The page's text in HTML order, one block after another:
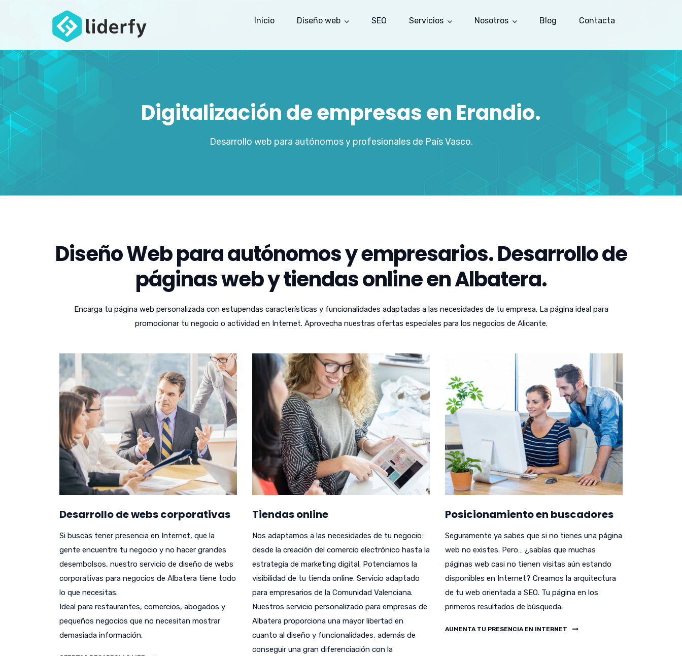
Inicio Diseño web SEO Servicios Nosotros Blog Contacta
Digitalización de empresas en Erandio.
Desarrollo web para autónomos y profesionales de País Vasco.
Diseño Web para autónomos y empresarios. Desarrollo de
páginas web y tiendas online en Albatera.
Encarga tu página web personalizada con estupendas características y funcionalidades adaptadas a las necesidades de tu empresa. La página ideal para
promocionar tu negocio o actividad en Internet. Aprovecha nuestras ofertas especiales para los negocios de Alicante.
Desarrollo de webs corporativas
Si buscas tener presencia en Internet, que la
gente encuentre tu negocio y no hacer grandes
desembolsos, nuestro servicio de diseño de webs
corporativas para negocios de Albatera tiene todo
lo que necesitas.
Ideal para restaurantes, comercios, abogados y
pequeños negocios que no necesitan mostrar
demasiada información.
Tiendas online
Nos adaptamos a las necesidades de tu negocio:
desde la creación del comercio electrónico hasta la
estrategia de marketing digital. Potenciamos la
visibilidad de tu tienda online. Servicio adaptado
para empresarios de la Comunidad Valenciana.
Nuestros servicio personalizado para empresas de
Albatera proporciona una mayor libertad en
cuanto al diseño y funcionalidades, además de
conseguir una gran diferenciación con la
Posicionamiento en buscadores
Seguramente ya sabes que si no tienes una página
web no existes. Pero… ¿sabías que muchas
páginas web casi no tienen visitas aún estando
disponibles en Internet? Creamos la arquitectura
de tu web orientada a SEO. Tu página en los
primeros resultados de búsqueda.
AUMENTA TU PRESENCIA EN INTERNET